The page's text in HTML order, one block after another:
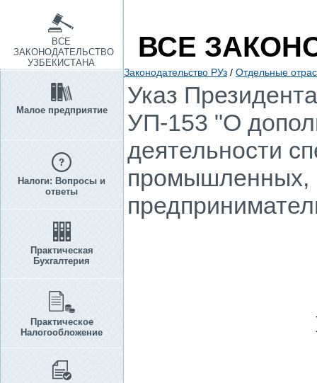
ВСЕ
ЗАКОНОДАТЕЛЬСТВО
УЗБЕКИСТАНА
Малое предприятие
Налоги: Вопросы и
ответы
Практическая
Бухгалтерия
Практическое
Налогообложение
ВСЕ
Законодательство РУз / Отдельные
Указ
УП-153 "О
деятельности